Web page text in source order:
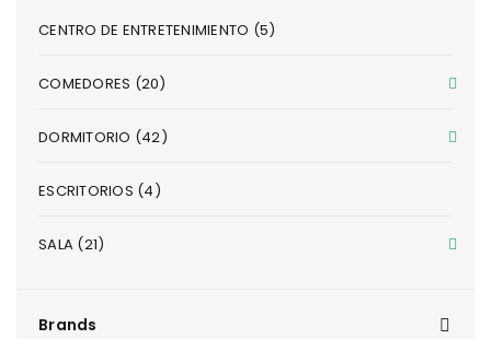
CENTRO DE ENTRETENIMIENTO (5)
COMEDORES (20)
DORMITORIO (42)
ESCRITORIOS (4)
SALA (21)
Brands